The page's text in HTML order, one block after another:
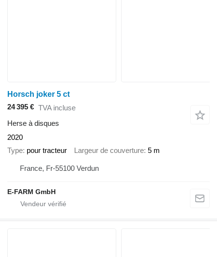
Horsch joker 5 ct
24 395 € TVA incluse
Herse à disques
2020
Type pour tracteur Largeur de couverture 5 m
France, Fr-55100 Verdun
E-FARM GmbH